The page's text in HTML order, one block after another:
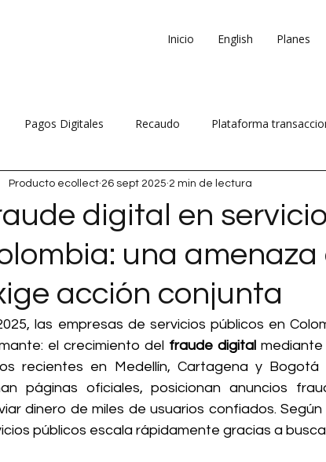
Inicio English Planes
Pagos Digitales Recaudo Plataforma
Aumenta tus ventas Reduce costos
digital en
una
acción conjunta
Producto ecollect 26 sept 2025 2 min de lectura
las empresas de servicios públicos en
el crecimiento del fraude digital
recientes en Medellín, Cartagena y Bogotá
páginas oficiales, posicionan anuncios
dinero de miles de usuarios confiados. Según
públicos escala rápidamente gracias a